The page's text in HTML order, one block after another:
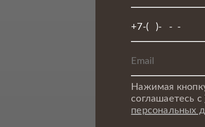
Нажимая
соглашаетесь с
персональных